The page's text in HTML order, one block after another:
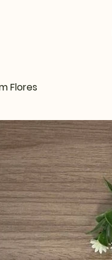
Flores